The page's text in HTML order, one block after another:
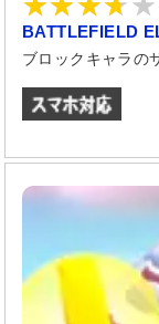
BATTLEFIELD
ブロックキャラの